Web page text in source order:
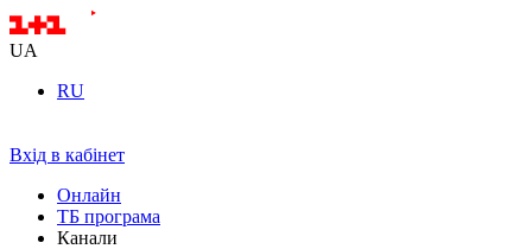
UA
RU
Вхід в кабінет
Онлайн
ТБ програма
Канали